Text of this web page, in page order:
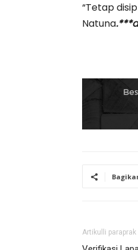
“Tetap
Natuna
Artikulli paraprak